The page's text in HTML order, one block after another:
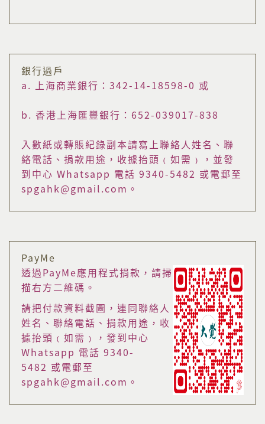
銀行過戶
a. 上海商業銀行：342-14-18598-0 或
b. 香港上海匯豐銀行：652-039017-838
入數紙或轉賬紀錄副本請寫上聯絡人姓名、聯
絡電話、捐款用途，收據抬頭﹙如需﹚，並發
到中心 Whatsapp 電話 9340-5482 或電郵至
spgahk@gmail.com。
PayMe
透過PayMe應用程式捐款，請掃
描右方二維碼。
請把付款資料截圖，連同聯絡人
姓名、聯絡電話、捐款用途，收
據抬頭﹙如需﹚，發到中心
Whatsapp 電話 9340-
5482 或電郵至
spgahk@gmail.com。